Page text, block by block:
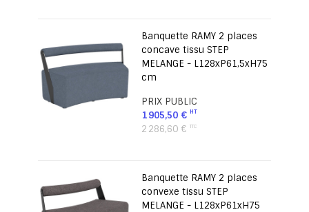
Banquette RAMY 2 places
concave tissu STEP
MELANGE - L128xP61,5xH75
cm
PRIX PUBLIC
1 905,50 €
2 286,60 €
Banquette RAMY 2 places
convexe tissu STEP
MELANGE - L128xP61xH75